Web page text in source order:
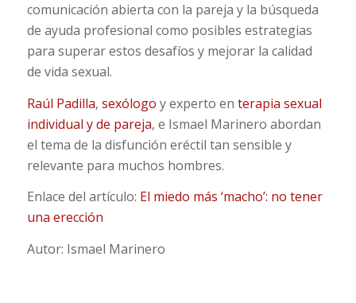
comunicación abierta con la pareja y la búsqueda
de ayuda profesional como posibles estrategias
para superar estos desafíos y mejorar la calidad
de vida sexual.
Raúl Padilla, sexólogo y experto en terapia sexual
individual y de pareja, e Ismael Marinero abordan
el tema de la disfunción eréctil tan sensible y
relevante para muchos hombres.
Enlace del artículo: El miedo más ‘macho’: no tener
una erección
Autor: Ismael Marinero